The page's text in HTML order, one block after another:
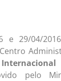
e 29/04/
pelo